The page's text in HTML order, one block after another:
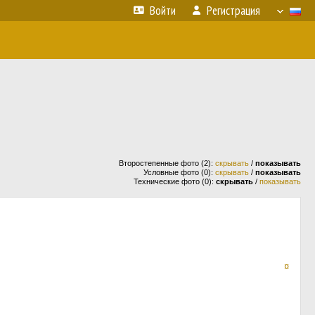
Войти Регистрация
Второстепенные фото (2): скрывать / показывать
Условные фото (0): скрывать / показывать
Технические фото (0): скрывать / показывать
¤